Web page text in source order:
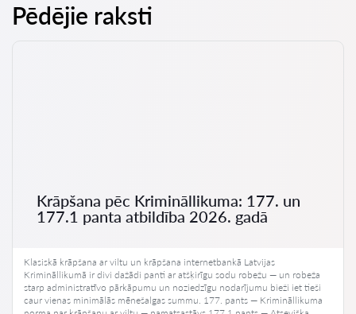
Pēdējie raksti
Krāpšana pēc Krimināllikuma: 177. un
177.1 panta atbildība 2026. gadā
Klasiskā krāpšana ar viltu un krāpšana internetbankā Latvijas
Krimināllikumā ir divi dažādi panti ar atšķirīgu sodu robežu — un robeža
starp administratīvo pārkāpumu un noziedzīgu nodarījumu bieži iet tieši
caur vienas minimālās mēnešalgas summu. 177. pants — Krimināllikuma